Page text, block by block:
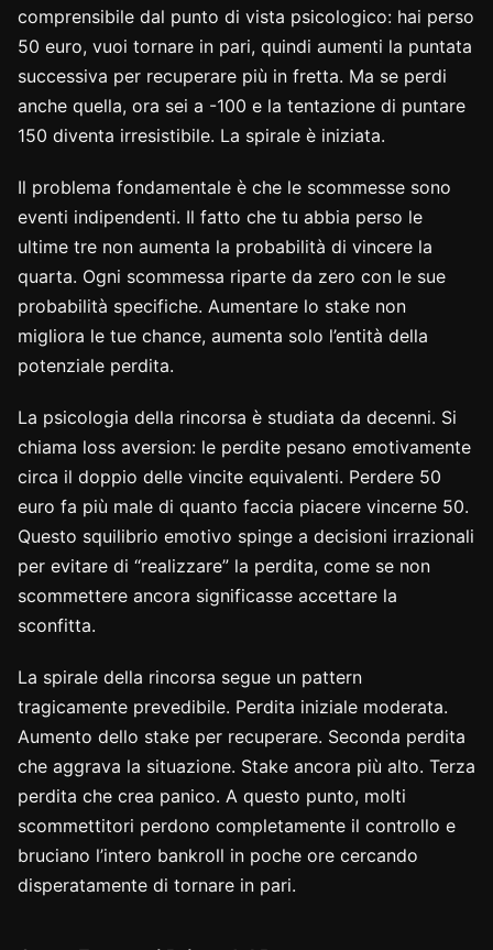
comprensibile dal punto di vista psicologico: hai perso
50 euro, vuoi tornare in pari, quindi aumenti la puntata
successiva per recuperare più in fretta. Ma se perdi
anche quella, ora sei a -100 e la tentazione di puntare
150 diventa irresistibile. La spirale è iniziata.
Il problema fondamentale è che le scommesse sono
eventi indipendenti. Il fatto che tu abbia perso le
ultime tre non aumenta la probabilità di vincere la
quarta. Ogni scommessa riparte da zero con le sue
probabilità specifiche. Aumentare lo stake non
migliora le tue chance, aumenta solo l’entità della
potenziale perdita.
La psicologia della rincorsa è studiata da decenni. Si
chiama loss aversion: le perdite pesano emotivamente
circa il doppio delle vincite equivalenti. Perdere 50
euro fa più male di quanto faccia piacere vincerne 50.
Questo squilibrio emotivo spinge a decisioni irrazionali
per evitare di “realizzare” la perdita, come se non
scommettere ancora significasse accettare la
sconfitta.
La spirale della rincorsa segue un pattern
tragicamente prevedibile. Perdita iniziale moderata.
Aumento dello stake per recuperare. Seconda perdita
che aggrava la situazione. Stake ancora più alto. Terza
perdita che crea panico. A questo punto, molti
scommettitori perdono completamente il controllo e
bruciano l’intero bankroll in poche ore cercando
disperatamente di tornare in pari.